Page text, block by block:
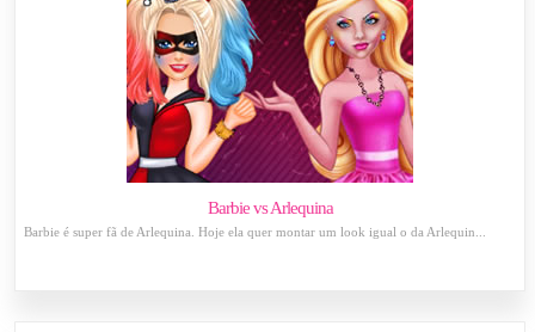
Barbie vs Arlequina
Barbie é super fã de Arlequina. Hoje ela quer montar um look igual o da Arlequin...